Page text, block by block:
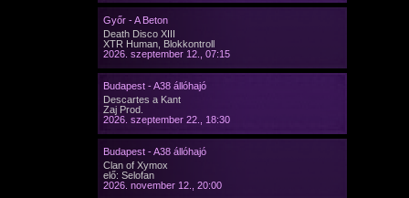
Győr - A Beton
Death Disco XIII
XTR Human, Blokkontroll
2026. szeptember 12., 07:15
Budapest - A38 állóhajó
Descartes a Kant
Zaj Prod.
2026. szeptember 22., 18:30
Budapest - A38 állóhajó
Clan of Xymox
elő: Selofan
2026. november 12., 20:00